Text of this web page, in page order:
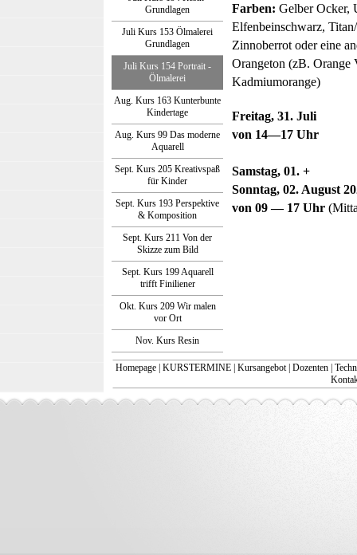
Grundlagen
Juli Kurs 153 Ölmalerei
Grundlagen
Juli Kurs 154 Portrait -
Ölmalerei
Aug. Kurs 163 Kunterbunte
Kindertage
Aug. Kurs 99 Das moderne
Aquarell
Sept. Kurs 205 Kreativspaß
für Kinder
Sept. Kurs 193 Perspektive
& Komposition
Sept. Kurs 211 Von der
Skizze zum Bild
Sept. Kurs 199 Aquarell
trifft Finiliener
Okt. Kurs 209 Wir malen
vor Ort
Nov. Kurs Resin
Farben: Gelber Ocker,
Elfenbeinschwarz,
Zinnoberrot oder eine
Orangeton (zB. Orange
Kadmiumorange)
Freitag, 31. Juli
von 14—17 Uhr
Samstag, 01. +
Sonntag, 02. August
von 09 — 17 Uhr
Homepage KURSTERMINE Kursangebot| Dozenten